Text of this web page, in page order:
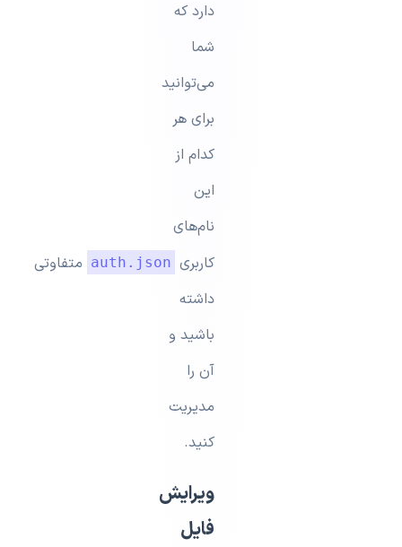
دارد که
شما
می‌توانید
برای هر
کدام از
این
نام‌های
کاربری auth.json متفاوتی
داشته
باشید و
آن را
مدیریت
کنید.
ویرایش
فایل